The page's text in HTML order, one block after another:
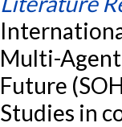
Multi-
Future
Studies in